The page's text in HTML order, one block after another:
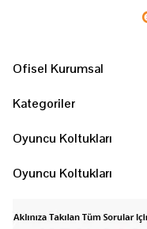
Ofisel Kurumsal
Kategoriler
Oyuncu Koltukları
Oyuncu Koltukları